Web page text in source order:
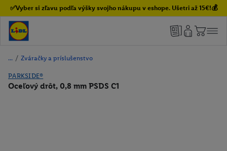
✅Vyber si zľavu podľa výšky svojho nákupu v eshope. Ušetri až 15€!💰
/ Zváračky a príslušenstvo
PARKSIDE®
Oceľový drôt, 0,8 mm PSDS C1